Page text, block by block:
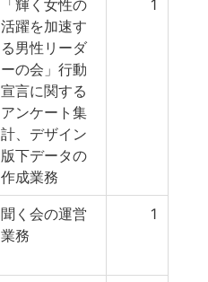
「輝く女性の
活躍を加速す
る男性リーダ
ーの会」行動
宣言に関する
アンケート集
計、デザイン
版下データの
作成業務
1
聞く会の運営
業務
1